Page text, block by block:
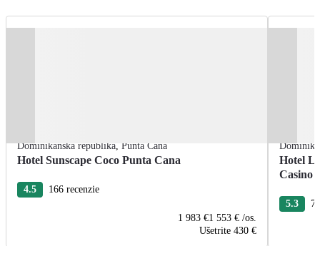
Dominikánska republika, Punta Cana
Hotel Sunscape Coco Punta Cana
4.5 166 recenzie
1 983 €1 553 € /os.
Ušetrite 430 €
Hotel
Casino
5.3